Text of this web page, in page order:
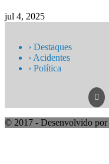
jul 4, 2025
› Destaques
› Acidentes
› Política
© 2017 - Desenvolvido por